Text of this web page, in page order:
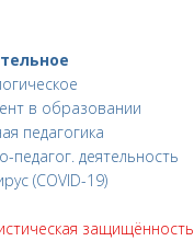
в образовании
педагогика
педагог. деятельность
(COVID-19)
защищённость